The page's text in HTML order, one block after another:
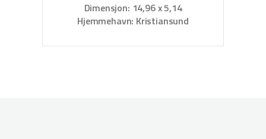
Dimensjon: 14,96 x 5,14
Hjemmehavn: Kristiansund